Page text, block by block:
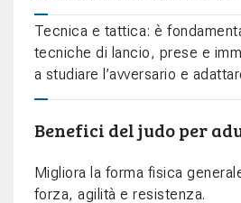
Tecnica e tattica: è
tecniche di lancio, prese e
a studiare l’avversario e
Benefici del judo per
Migliora la forma fisica
forza, agilità e resistenza.